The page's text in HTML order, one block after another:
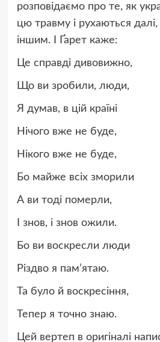
розповідаємо про те, як
цю травму і рухаються
іншим. І Ґарет каже:
Це справді дивовижно,
Що ви зробили, люди,
Я думав, в цій країні
Нічого вже не буде,
Нікого вже не буде,
Бо майже всіх зморили
А ви тоді померли,
І знов, і знов ожили.
Бо ви воскресли люди
Різдво я пам’ятаю.
Та було й воскресіння,
Тепер я точно знаю.
Цей вертеп в оригіналі